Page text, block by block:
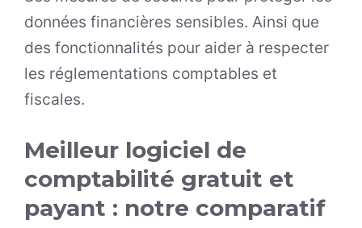
données financières sensibles. Ainsi que
des fonctionnalités pour aider à respecter
les réglementations comptables et
fiscales.
Meilleur logiciel de
comptabilité gratuit et
payant : notre comparatif